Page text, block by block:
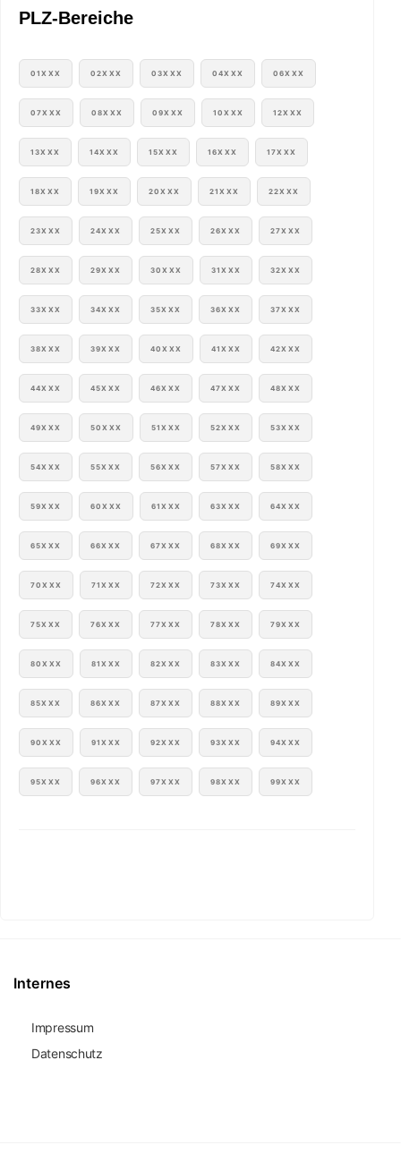
PLZ-Bereiche
01XXX 02XXX 03XXX 04XXX 06XXX
07XXX 08XXX 09XXX 10XXX 12XXX
13XXX 14XXX 15XXX 16XXX 17XXX
18XXX 19XXX 20XXX 21XXX 22XXX
23XXX 24XXX 25XXX 26XXX 27XXX
28XXX 29XXX 30XXX 31XXX 32XXX
33XXX 34XXX 35XXX 36XXX 37XXX
38XXX 39XXX 40XXX 41XXX 42XXX
44XXX 45XXX 46XXX 47XXX 48XXX
49XXX 50XXX 51XXX 52XXX 53XXX
54XXX 55XXX 56XXX 57XXX 58XXX
59XXX 60XXX 61XXX 63XXX 64XXX
65XXX 66XXX 67XXX 68XXX 69XXX
70XXX 71XXX 72XXX 73XXX 74XXX
75XXX 76XXX 77XXX 78XXX 79XXX
80XXX 81XXX 82XXX 83XXX 84XXX
85XXX 86XXX 87XXX 88XXX 89XXX
90XXX 91XXX 92XXX 93XXX 94XXX
95XXX 96XXX 97XXX 98XXX 99XXX
Internes
Impressum
Datenschutz